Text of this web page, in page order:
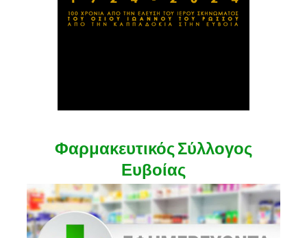
Φαρμακευτικός Σύλλογος
Ευβοίας